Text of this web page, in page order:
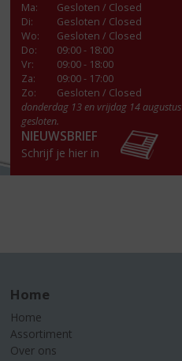
Ma:
Gesloten / Closed
Di:
Gesloten / Closed
Wo:
Gesloten / Closed
Do:
09:00 - 18:00
Vr:
09:00 - 18:00
Za:
09:00 - 17:00
Zo:
Gesloten / Closed
donderdag 13 en vrijdag 14
gesloten.
NIEUWSBRIEF
Schrijf je hier in
Home
Home
Assortiment
Over ons